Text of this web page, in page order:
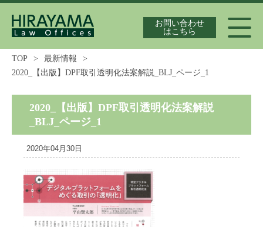
お問い合わせ
はこちら
代表弁護士紹介
独占禁止法案件の実績
最新情報
TOP > 最新情報
>
2020_【出版】DPF取引透明化法案解説_BLJ_ページ_1
2020_【出版】DPF取引透明化法案解説
_BLJ_ページ_1
2020年04月30日